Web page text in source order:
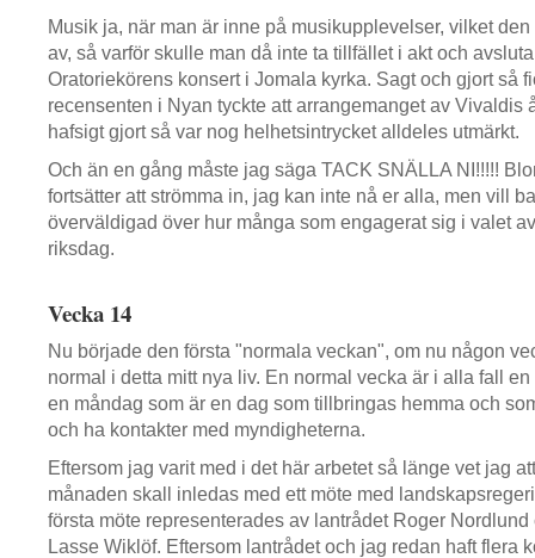
Musik ja, när man är inne på musikupplevelser, vilket
av, så varför skulle man då inte ta tillfället i akt och
Oratoriekörens konsert i Jomala kyrka. Sagt och gjort så
recensenten i Nyan tyckte att arrangemanget av Vivaldis
hafsigt gjort så var nog helhetsintrycket alldeles utmärkt.
Och än en gång måste jag säga TACK SNÄLLA NI!!!!!
fortsätter att strömma in, jag kan inte nå er alla, men vill
överväldigad över hur många som engagerat sig i valet
riksdag.
Vecka 14
Nu började den första "normala veckan", om nu någon
normal i detta mitt nya liv. En normal vecka är i alla fall
en måndag som är en dag som tillbringas hemma och
och ha kontakter med myndigheterna.
Eftersom jag varit med i det här arbetet så länge vet jag
månaden skall inledas med ett möte med
första möte representerades av lantrådet Roger
Lasse Wiklöf. Eftersom lantrådet och jag redan haft flera